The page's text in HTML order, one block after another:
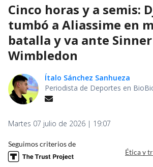
Cinco horas y a semis:
tumbó a Aliassime en
batalla y va ante
Wimbledon
Ítalo Sánchez Sanhueza
Periodista de Deportes en
Martes 07 julio de 2026 | 19:07
Seguimos criterios de
Ética y